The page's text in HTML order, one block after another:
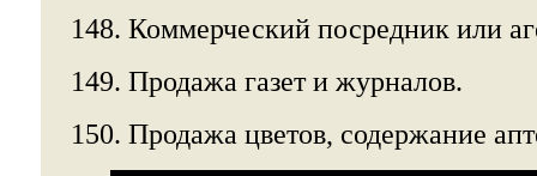
148. Коммерческий посредник или
149. Продажа газет и журналов.
150. Продажа цветов, содержание